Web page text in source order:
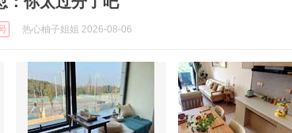
热心柚子姐姐 2026-08-06